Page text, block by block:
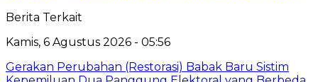
Berita Terkait
Kamis, 6 Agustus 2026 - 05:56
Gerakan Perubahan (Restorasi) Babak Baru Sistim